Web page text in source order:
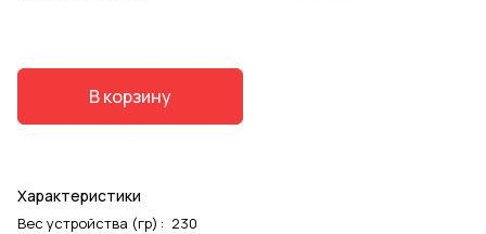
В корзину
Характеристики
Вес устройства (гр) : 230